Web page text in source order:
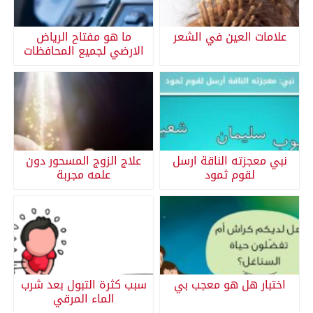
علامات العين في الشعر ما هو مفتاح الرياض
الارضي لجميع المحافظات
نبي معجزته الناقة ارسل
لقوم ثمود
علاج الزوج المسحور دون
علمه مجربة
اختبار هل هو معجب بي سبب كثرة التبول بعد شرب
الماء المرقي